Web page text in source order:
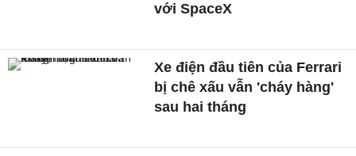
với SpaceX
Xe điện đầu tiên của Ferrari
bị chê xấu vẫn 'cháy hàng'
sau hai tháng